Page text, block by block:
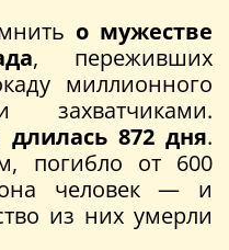
о мужестве
, переживших
миллионного
захватчиками.
872 дня.
погибло от 600
человек — и
из них умерли